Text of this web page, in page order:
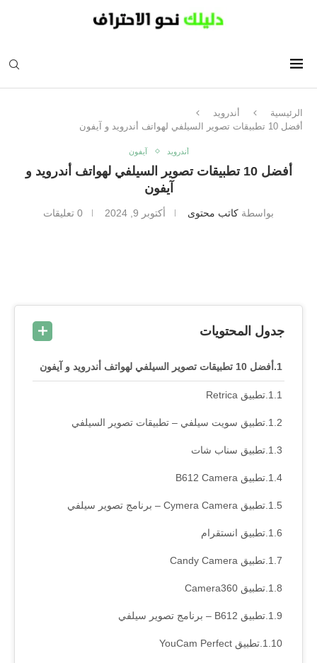
الرئيسية
أندرويد
أفضل 10 تطبيقات تصوير السيلفي لهواتف أندرويد و آيفون
أندرويد آيفون
أفضل 10 تطبيقات تصوير السيلفي لهواتف أندرويد و
آيفون
بواسطة كاتب محتوى أكتوبر 9, 2024 0 تعليقات
جدول المحتويات
أفضل 10 تطبيقات تصوير السيلفي لهواتف أندرويد و آيفون
تطبيق Retrica
تطبيق سويت سيلفي – تطبيقات تصوير السيلفي
تطبيق سناب شات
تطبيق B612 Camera
تطبيق Cymera Camera – برنامج تصوير سيلفي
تطبيق انستقرام
تطبيق Candy Camera
تطبيق Camera360
تطبيق B612 – برنامج تصوير سيلفي
تطبيق YouCam Perfect